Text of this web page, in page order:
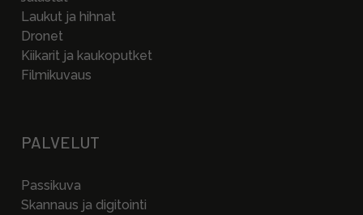
Laukut ja hihnat
Dronet
Kiikarit ja kaukoputket
Filmikuvaus
PALVELUT
Passikuva
Skannaus ja digitointi